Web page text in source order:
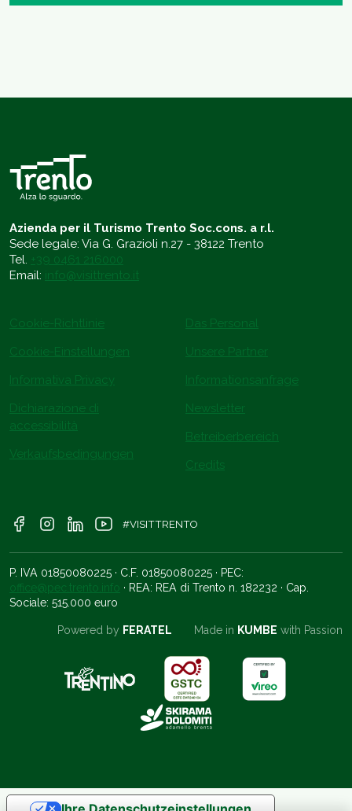
Azienda per il Turismo Trento Soc.cons. a r.l.
Sede legale: Via G. Grazioli n.27 - 38122 Trento
Tel. +39 0461 216000
Email: info@visittrento.it
Cookie-Richtlinie
Cookie-Einstellungen
Informativa Privacy
Dichiarazione di
accessibilità
Verkaufsbedingungen
Das Personal
Unsere Partner
Informationsanfrage
Newsletter
Betreiberbereich
Credits
#VISITTRENTO
P. IVA 01850080225 · C.F. 01850080225 · PEC:
office@pec.trento.info · REA: REA di Trento n. 182232 · Cap.
Sociale: 515.000 euro
Powered by FERATEL Made in KUMBE with Passion